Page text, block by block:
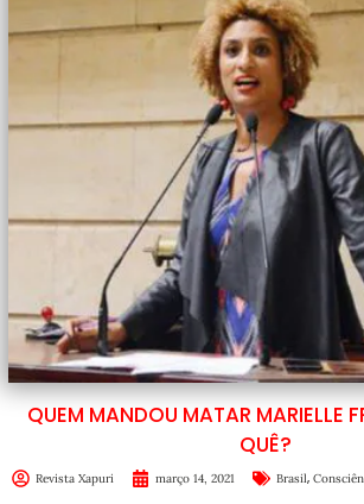
QUEM MANDOU MATAR MARIELLE
QUÊ?
Revista Xapuri março 14, 2021 Brasil,